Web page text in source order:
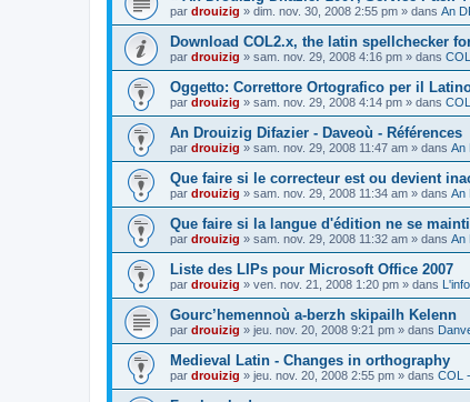
par drouizig » dim. nov. 30, 2008 2:55 pm » dans An
Download COL2.x, the latin spellchecker
par drouizig » sam. nov. 29, 2008 4:16 pm » dans
Oggetto: Correttore Ortografico per il
par drouizig » sam. nov. 29, 2008 4:14 pm » dans
An Drouizig Difazier - Daveoù - Références
par drouizig » sam. nov. 29, 2008 11:47 am » dans An
Que faire si le correcteur est ou devient
par drouizig » sam. nov. 29, 2008 11:34 am » dans An
Que faire si la langue d'édition ne se
par drouizig » sam. nov. 29, 2008 11:32 am » dans An
Liste des LIPs pour Microsoft Office 2007
par drouizig » ven. nov. 21, 2008 1:20 pm » dans
Gourc’hemennoù a-berzh skipailh Kelenn
par drouizig » jeu. nov. 20, 2008 9:21 pm » dans
Medieval Latin - Changes in orthography
par drouizig » jeu. nov. 20, 2008 2:55 pm » dans COL